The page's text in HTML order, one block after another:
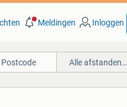
Meldingen Inloggen
Alle afstanden…